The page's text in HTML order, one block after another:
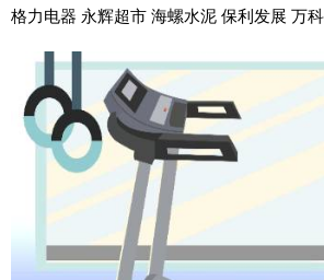
格力电器 永辉超市 海螺水泥 保利发展 万